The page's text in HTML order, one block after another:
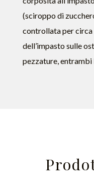
(sciroppo di
controllata per
dell’impasto sulle
pezzature,